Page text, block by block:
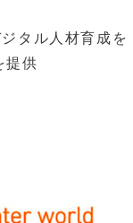
タル人材育成を
提供